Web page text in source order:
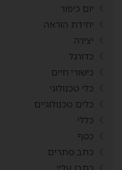
יום כיפור
יחידת הוראה
יצירה
כדורגל
כישורי חיים
כלי טכנולוגי
כלים טכנולוגיים
כללי
כסף
כתב סתרים